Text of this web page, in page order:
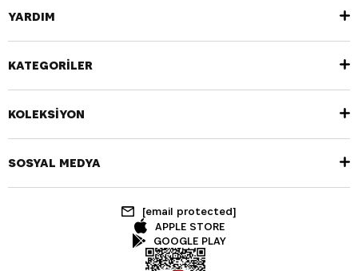
YARDIM
KATEGORİLER
KOLEKSİYON
SOSYAL MEDYA
[email protected]
APPLE STORE
GOOGLE PLAY